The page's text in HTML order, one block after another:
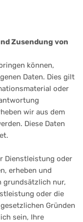
Zusendung von
können,
Daten. Dies gilt
oder
wir aus dem
Diese Daten
Dienstleistung oder
erheben und
grundsätzlich nur,
oder die
Gründen
sein, Ihre